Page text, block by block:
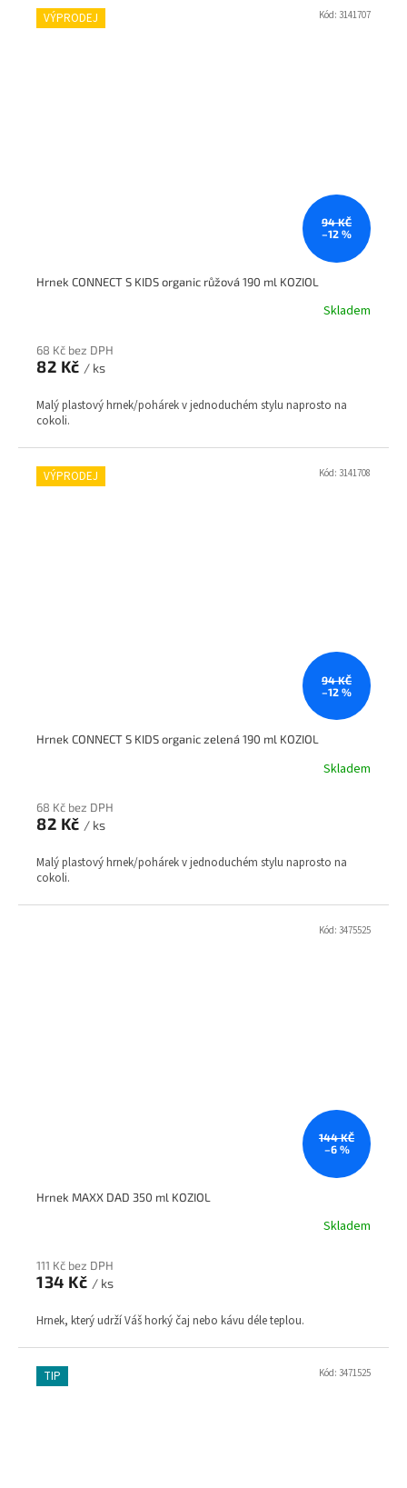
VÝPRODEJ
94 KČ
–12 %
Hrnek CONNECT S KIDS organic růžová 190 ml KOZIOL
Skladem
68 Kč bez DPH
82 Kč / ks
Malý plastový hrnek/pohárek v jednoduchém stylu naprosto na
cokoli.
Kód: 3141707
VÝPRODEJ
94 KČ
–12 %
Hrnek CONNECT S KIDS organic zelená 190 ml KOZIOL
Skladem
68 Kč bez DPH
82 Kč / ks
Malý plastový hrnek/pohárek v jednoduchém stylu naprosto na
cokoli.
Kód: 3141708
144 KČ
–6 %
Hrnek MAXX DAD 350 ml KOZIOL
Skladem
111 Kč bez DPH
134 Kč / ks
Hrnek, který udrží Váš horký čaj nebo kávu déle teplou.
Kód: 3475525
TIP Kód: 3471525